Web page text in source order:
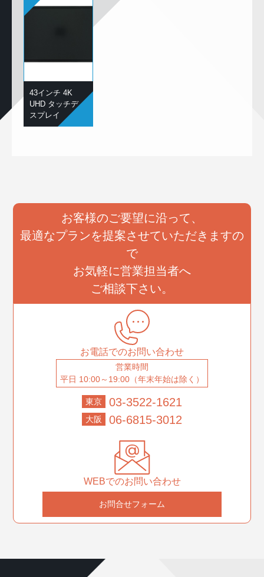
43インチ 4K
UHD タッチディ
スプレイ
お客様のご要望に沿って、
最適なプランを提案させていただきますの
で
お気軽に営業担当者へ
ご相談下さい。
お電話でのお問い合わせ
営業時間
平日 10:00～19:00（年末年始は除く）
東京 03-3522-1621
大阪 06-6815-3012
WEBでのお問い合わせ
お問合せフォーム